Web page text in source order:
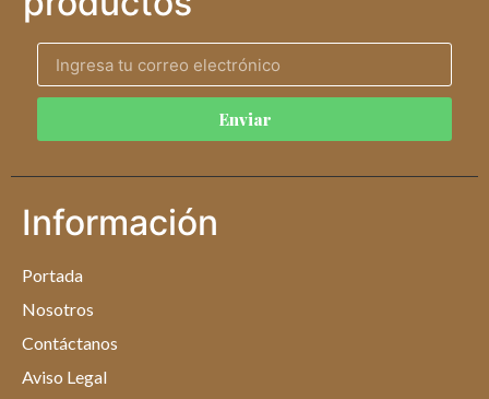
Enviar
Información
Portada
Nosotros
Contáctanos
Aviso Legal